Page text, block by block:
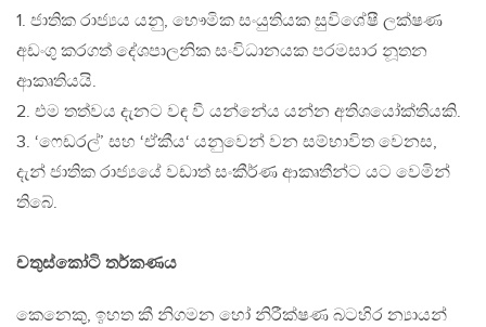
1. ජාතික රාජ්‍යය යනු, භෞමික සංයුතියක සුවිශේෂී ලක්ෂණ
අඩංගු කරගත් දේශපාලනික සංවිධානයක පරමසාර නූතන
ආකෘතියයි.
2. එම තත්වය දැනට වඳ වී යන්නේය යන්න අතිශයෝක්තියකි.
3. ‘ෆෙඩරල්’ සහ ‘ඒකීය‘ යනුවෙන් වන සම්භාවිත වෙනස,
දැන් ජාතික රාජ්‍යයේ වඩාත් සංකීර්ණ ආකෘතීන්ට යට වෙමින්
තිබේ.
චතුස්කෝටි තර්කණය
කෙනෙකු, ඉහත කී නිගමන හෝ නිරීක්ෂණ බටහිර න්‍යායන්